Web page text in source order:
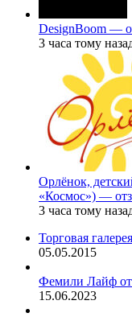
DesignBoom —
3 часа тому
Орлёнок,
«Космос») —
3 часа тому
Торговая
05.05.2015
Фемили Лайф
15.06.2023